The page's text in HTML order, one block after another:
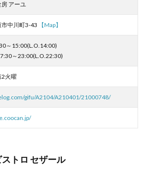
アーユ
中川町3-43 【Map】
～15:00(L.O.14:00)
～23:00(L.O.22:30)
2火曜
gifu/A2104/A210401/21000748/
ストロ セザール